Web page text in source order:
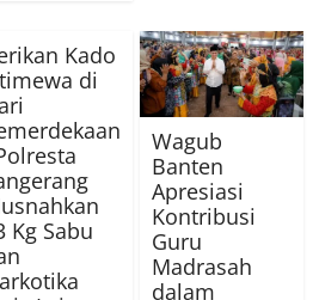
Kado
di
Kg Sabu
Wagub
Banten
Apresiasi
Kontribusi
Guru
Madrasah
dalam